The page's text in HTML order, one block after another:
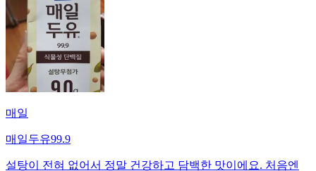
매일
매일두유99.9
설탕이 전혀 없어서 정말 건강하고 담백한 맛이에요. 처음엔